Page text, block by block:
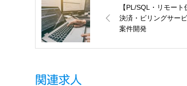
【PL/SQL・リモート
決済・ビリングサー
案件開発
関連求人